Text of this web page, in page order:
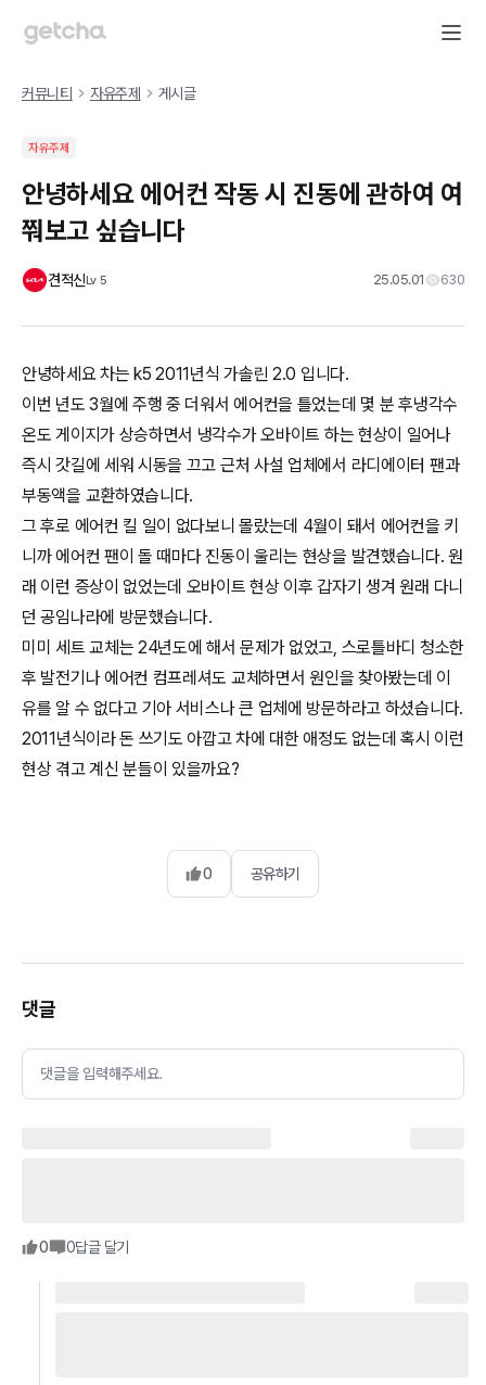
커뮤니티 자유주제 게시글
자유주제
안녕하세요 에어컨 작동 시 진동에 관하여 여
쭤보고 싶습니다
견적신Lv5 25.05.01 630
안녕하세요 차는 k5 2011년식 가솔린 2.0 입니다.
이번 년도 3월에 주행 중 더워서 에어컨을 틀었는데 몇 분 후냉각수
온도 게이지가 상승하면서 냉각수가 오바이트 하는 현상이 일어나
즉시 갓길에 세워 시동을 끄고 근처 사설 업체에서 라디에이터 팬과
부동액을 교환하였습니다.
그 후로 에어컨 킬 일이 없다보니 몰랐는데 4월이 돼서 에어컨을 키
니까 에어컨 팬이 돌 때마다 진동이 울리는 현상을 발견했습니다. 원
래 이런 증상이 없었는데 오바이트 현상 이후 갑자기 생겨 원래 다니
던 공임나라에 방문했습니다.
미미 세트 교체는 24년도에 해서 문제가 없었고, 스로틀바디 청소한
후 발전기나 에어컨 컴프레셔도 교체하면서 원인을 찾아봤는데 이
유를 알 수 없다고 기아 서비스나 큰 업체에 방문하라고 하셨습니다.
2011년식이라 돈 쓰기도 아깝고 차에 대한 애정도 없는데 혹시 이런
현상 겪고 계신 분들이 있을까요?
0 공유하기
댓글
댓글을 입력해주세요.
0 0답글 달기